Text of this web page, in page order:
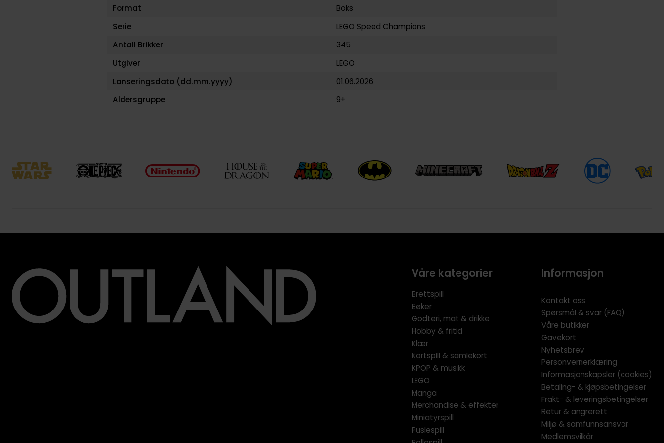
Format
Boks
Serie
LEGO Speed Champions
Antall Brikker
345
Utgiver
LEGO
Lanseringsdato (dd.mm.yyyy)
01.06.2026
Aldersgruppe
9+
Våre kategorier
Brettspill
Bøker
Godteri, mat & drikke
Hobby & fritid
Klær
Kortspill & samlekort
KPOP & musikk
LEGO
Manga
Merchandise & effekter
Miniatyrspill
Puslespill
Informasjon
Kontakt oss
Spørsmål & svar (FAQ)
Våre butikker
Gavekort
Nyhetsbrev
Personvernerklæring
Informasjonskapsler (cookies)
Betaling- & kjøpsbetingelser
Frakt- & leveringsbetingelser
Retur & angrerett
Miljø & samfunnsansvar
Medlemsvilkår